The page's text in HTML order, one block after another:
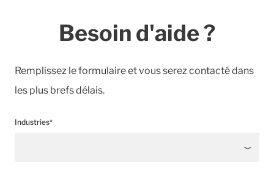
Besoin d'aide ?
Remplissez le formulaire et vous serez contacté dans
les plus brefs délais.
Industries*